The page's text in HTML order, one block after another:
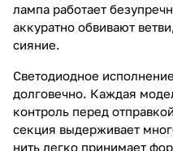
лампа работает
аккуратно обвивают
сияние.
Светодиодное
долговечно. Каждая
контроль перед
секция выдерживает
нить легко принимает